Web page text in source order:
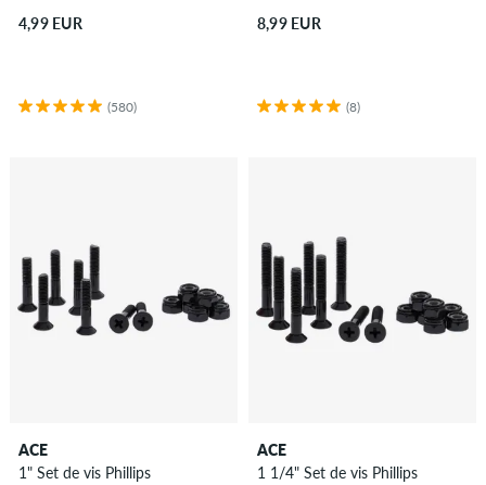
4,99 EUR
(580)
8,99 EUR
(8)
ACE
1" Set de vis Phillips
ACE
1 1/4" Set de vis Phillips